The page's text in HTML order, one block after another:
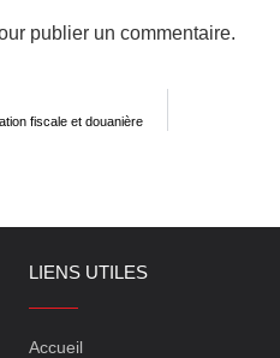
publier un commentaire.
fiscale et douanière
LIENS UTILES
Accueil